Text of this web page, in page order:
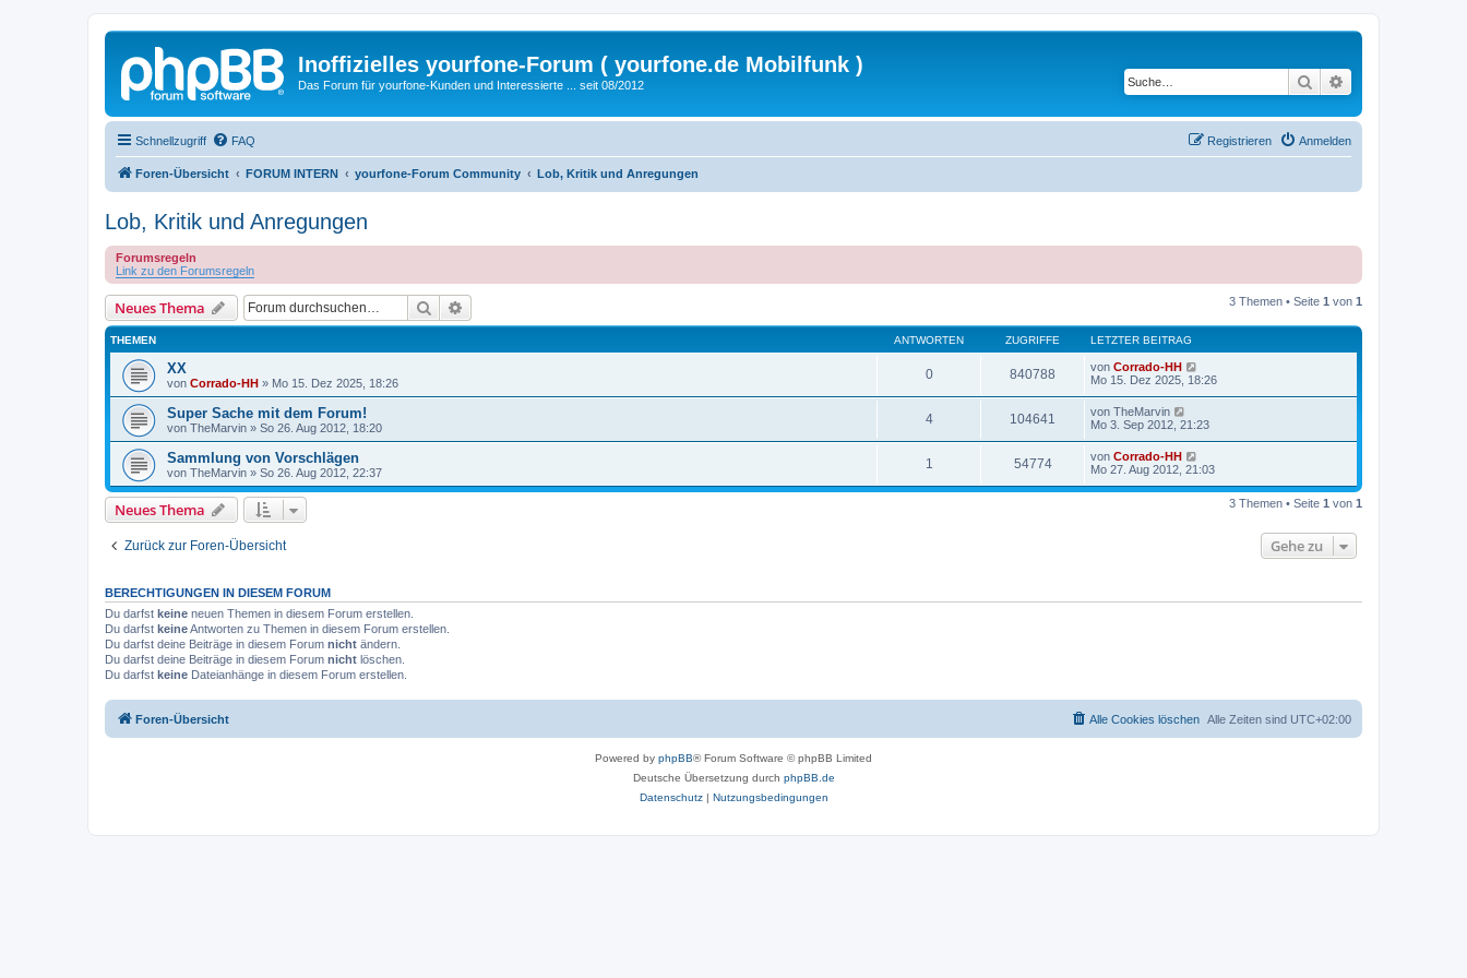
Inoffizielles yourfone-Forum ( yourfone.de Mobilfunk )
Das Forum für yourfone-Kunden und Interessierte ... seit 08/2012 Suche
Schnellzugriff FAQ Anmelden
Registrieren
Foren-Übersicht FORUM INTERN yourfone-Forum Community Lob, Kritik und Anregungen
Lob, Kritik und Anregungen
Forumsregeln
Link zu den Forumsregeln
Neues Thema Suche 3 Themen • Seite 1 von 1
THEMEN ANTWORTEN ZUGRIFFE LETZTER BEITRAG
XX
von Corrado-HH » Mo 15. Dez 2025, 18:26
0 840788 von Corrado-HH
Mo 15. Dez 2025, 18:26
Super Sache mit dem Forum!
von TheMarvin » So 26. Aug 2012, 18:20
4 104641 von TheMarvin
Mo 3. Sep 2012, 21:23
Sammlung von Vorschlägen
von TheMarvin » So 26. Aug 2012, 22:37
1 54774 von Corrado-HH
Mo 27. Aug 2012, 21:03
Neues Thema 3 Themen • Seite 1 von 1
Zurück zur Foren-Übersicht Gehe zu
BERECHTIGUNGEN IN DIESEM FORUM
Du darfst keine neuen Themen in diesem Forum erstellen.
Du darfst keineAntworten zu Themen in diesem Forum erstellen.
Du darfst deine Beiträge in diesem Forum nicht ändern.
Du darfst deine Beiträge in diesem Forum nicht löschen.
Du darfst keine Dateianhänge in diesem Forum erstellen.
Foren-Übersicht Alle Zeiten sind UTC+02:00
Alle Cookies löschen
Powered by phpBB® Forum Software © phpBB Limited
Deutsche Übersetzung durch phpBB.de
Datenschutz| Nutzungsbedingungen